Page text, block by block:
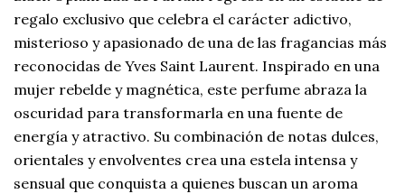
regalo exclusivo que celebra el carácter adictivo,
misterioso y apasionado de una de las fragancias más
reconocidas de Yves Saint Laurent. Inspirado en una
mujer rebelde y magnética, este perfume abraza la
oscuridad para transformarla en una fuente de
energía y atractivo. Su combinación de notas dulces,
orientales y envolventes crea una estela intensa y
sensual que conquista a quienes buscan un aroma